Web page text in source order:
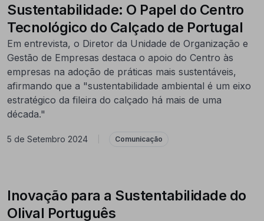
Sustentabilidade: O Papel do Centro
Tecnológico do Calçado de Portugal
Em entrevista, o Diretor da Unidade de Organização e
Gestão de Empresas destaca o apoio do Centro às
empresas na adoção de práticas mais sustentáveis,
afirmando que a "sustentabilidade ambiental é um eixo
estratégico da fileira do calçado há mais de uma
década."
5 de Setembro 2024 Comunicação
Inovação para a Sustentabilidade do
Olival Português